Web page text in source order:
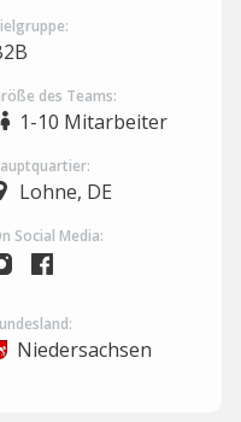
des Teams:
1-10 Mitarbeiter
Lohne, DE
Social Media:
Niedersachsen